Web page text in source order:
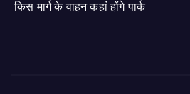
किस मार्ग के वाहन कहां होंगे पार्क